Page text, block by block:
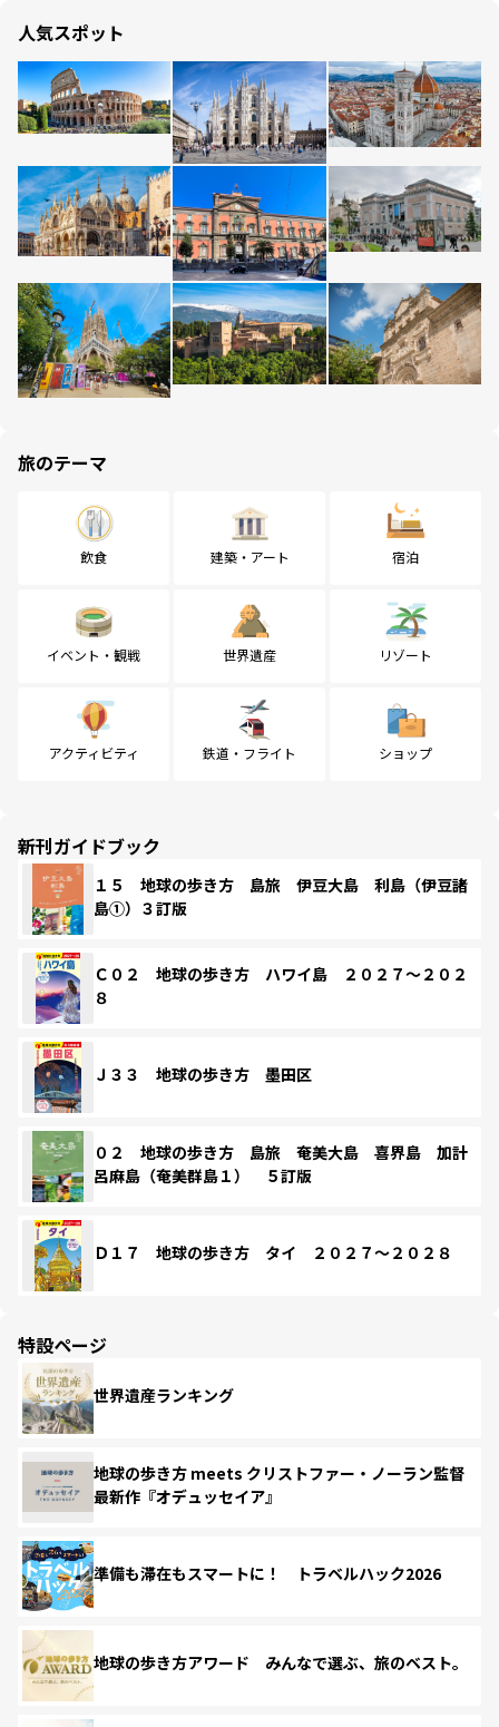
人気スポット
旅のテーマ
飲食 建築・アート 宿泊
イベント・観戦 世界遺産 リゾート
アクティビティ 鉄道・フライト ショップ
新刊ガイドブック
１５ 地球の歩き方 島旅 伊豆大島 利島（伊豆諸
島①）３訂版
Ｃ０２ 地球の歩き方 ハワイ島 ２０２７～２０２
８
Ｊ３３ 地球の歩き方 墨田区
０２ 地球の歩き方 島旅 奄美大島 喜界島 加計
呂麻島（奄美群島１） ５訂版
Ｄ１７ 地球の歩き方 タイ ２０２７～２０２８
特設ページ
世界遺産ランキング
地球の歩き方 meets クリストファー・ノーラン監督
最新作『オデュッセイア』
準備も滞在もスマートに！ トラベルハック2026
地球の歩き方アワード みんなで選ぶ、旅のベスト。